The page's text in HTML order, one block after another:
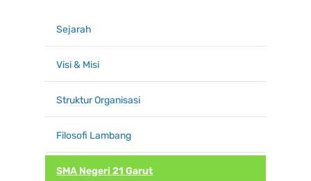
Sejarah
Visi & Misi
Struktur Organisasi
Filosofi Lambang
SMA Negeri 21 Garut